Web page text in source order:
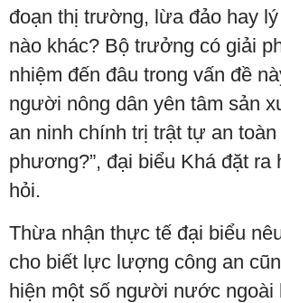
đoạn thị trường, lừa đảo hay
nào khác? Bộ trưởng có giải
nhiệm đến đâu trong vấn đề
người nông dân yên tâm sản
an ninh chính trị trật tự an
phương?”, đại biểu Khá đặt ra
hỏi.
Thừa nhận thực tế đại biểu
cho biết lực lượng công an
hiện một số người nước ngoài